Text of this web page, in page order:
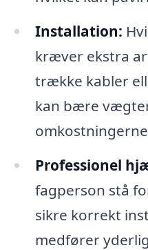
Installation:
kræver ekstra
trække kabler
kan bære
Professionel
fagperson stå
sikre korrekt
medfører